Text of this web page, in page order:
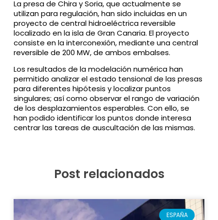
La presa de Chira y Soria, que actualmente se
utilizan para regulación, han sido incluidas en un
proyecto de central hidroeléctrica reversible
localizado en la isla de Gran Canaria. El proyecto
consiste en la interconexión, mediante una central
reversible de 200 MW, de ambos embalses.
Los resultados de la modelación numérica han
permitido analizar el estado tensional de las presas
para diferentes hipótesis y localizar puntos
singulares; así como observar el rango de variación
de los desplazamientos esperables. Con ello, se
han podido identificar los puntos donde interesa
centrar las tareas de auscultación de las mismas.
Post relacionados
ESPAÑA